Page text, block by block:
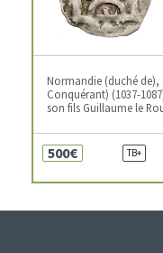
Normandie (duché
Conquérant) (1037-
son fils Guillaume le
500€ TB+